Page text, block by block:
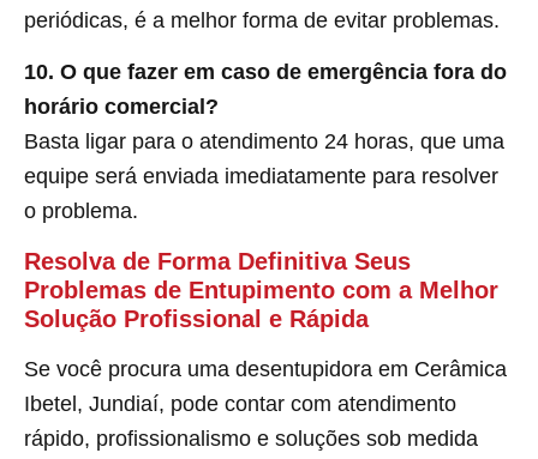
periódicas, é a melhor forma de evitar problemas.
10. O que fazer em caso de emergência fora do
horário comercial?
Basta ligar para o atendimento 24 horas, que uma
equipe será enviada imediatamente para resolver
o problema.
Resolva de Forma Definitiva Seus
Problemas de Entupimento com a Melhor
Solução Profissional e Rápida
Se você procura uma desentupidora em Cerâmica
Ibetel, Jundiaí, pode contar com atendimento
rápido, profissionalismo e soluções sob medida